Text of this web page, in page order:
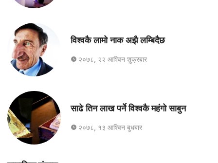
विश्वकै लामो नाक अझै लम्बिदैछ
२०७८, २२ आश्विन शुक्रबार
साढे तिन लाख पर्ने विश्वकै महंगो साबुन
२०७८, १३ आश्विन बुधबार